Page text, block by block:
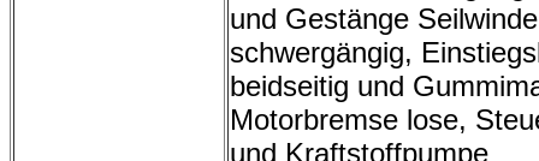
und Gestänge Seilwinde
schwergängig,
beidseitig und
Motorbremse lose,
und Kraftstoffpumpe